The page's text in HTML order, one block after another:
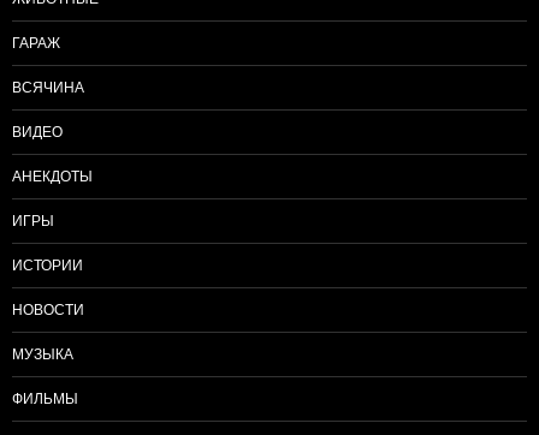
ГАРАЖ
ВСЯЧИНА
ВИДЕО
АНЕКДОТЫ
ИГРЫ
ИСТОРИИ
НОВОСТИ
МУЗЫКА
ФИЛЬМЫ